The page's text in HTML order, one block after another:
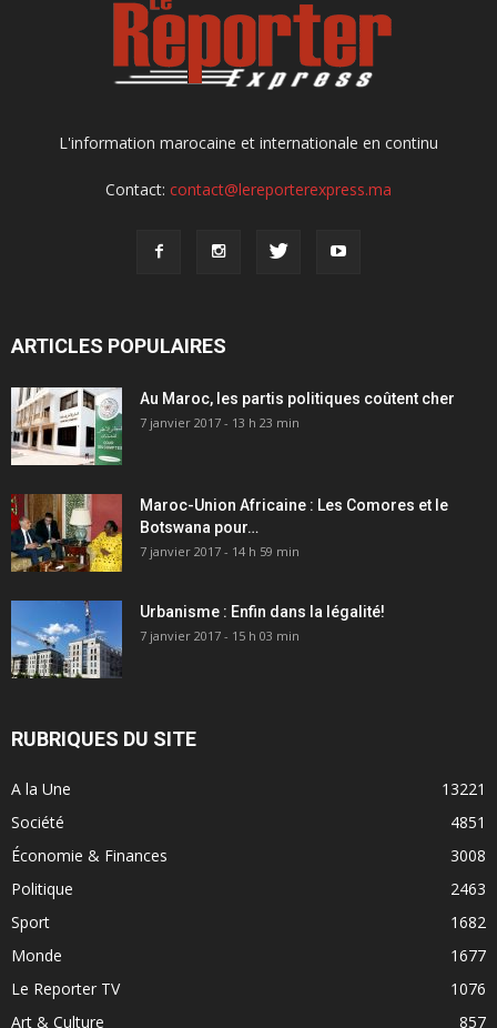
L'information marocaine et internationale en continu
Contact: contact@lereporterexpress.ma
ARTICLES POPULAIRES
Au Maroc, les partis politiques coûtent cher
7 janvier 2017 - 13 h 23 min
Maroc-Union Africaine : Les Comores et le
Botswana pour…
7 janvier 2017 - 14 h 59 min
Urbanisme : Enfin dans la légalité!
7 janvier 2017 - 15 h 03 min
RUBRIQUES DU SITE
A la Une
13221
Société
4851
Économie & Finances
3008
Politique
2463
Sport
1682
Monde
1677
Le Reporter TV
1076
Art & Culture
857